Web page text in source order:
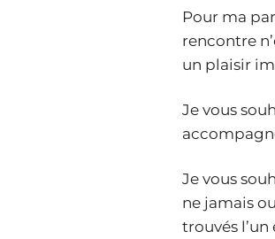
Pour ma
rencontre
un plaisir
Je vous
Je vous
ne jamais
trouvés l’un